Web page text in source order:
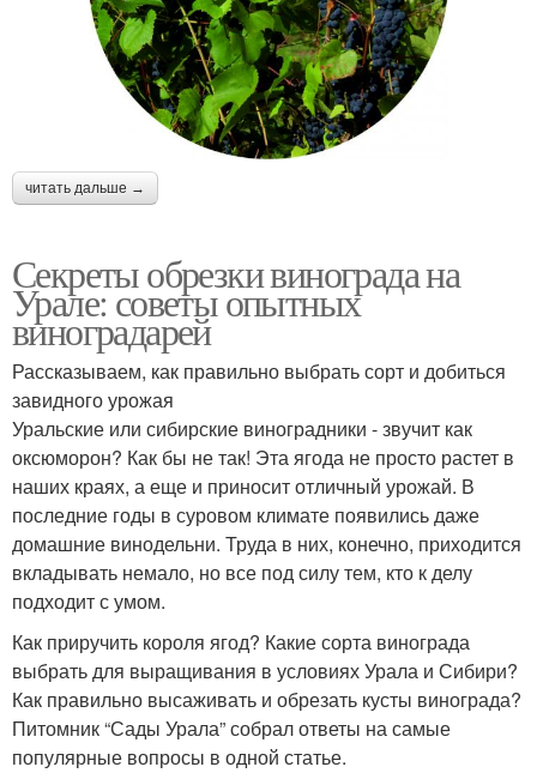
читать дальше →
Секреты обрезки винограда на
Урале: советы опытных
виноградарей
Рассказываем, как правильно выбрать сорт и добиться
завидного урожая
Уральские или сибирские виноградники - звучит как
оксюморон? Как бы не так! Эта ягода не просто растет в
наших краях, а еще и приносит отличный урожай. В
последние годы в суровом климате появились даже
домашние винодельни. Труда в них, конечно, приходится
вкладывать немало, но все под силу тем, кто к делу
подходит с умом.
Как приручить короля ягод? Какие сорта винограда
выбрать для выращивания в условиях Урала и Сибири?
Как правильно высаживать и обрезать кусты винограда?
Питомник “Сады Урала” собрал ответы на самые
популярные вопросы в одной статье.